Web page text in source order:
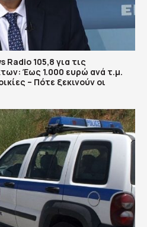
105,8 για τις
Έως 1.000 ευρώ ανά τ.μ.
– Πότε ξεκινούν οι